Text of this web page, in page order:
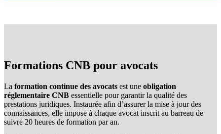
Formations CNB pour avocats
La formation continue des avocats est une obligation
réglementaire CNB essentielle pour garantir la qualité des
prestations juridiques. Instaurée afin d’assurer la mise à jour des
connaissances, elle impose à chaque avocat inscrit au barreau de
suivre 20 heures de formation par an.